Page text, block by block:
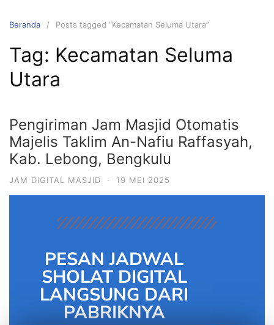
Beranda Posts tagged “Kecamatan Seluma Utara”
Tag: Kecamatan Seluma
Utara
Pengiriman Jam Masjid Otomatis
Majelis Taklim An-Nafiu Raffasyah,
Kab. Lebong, Bengkulu
JAM DIGITAL MASJID · 19 MEI 2025
PESAN JADWAL
SHOLAT DIGITAL
LANGSUNG DARI
PABRIKNYA